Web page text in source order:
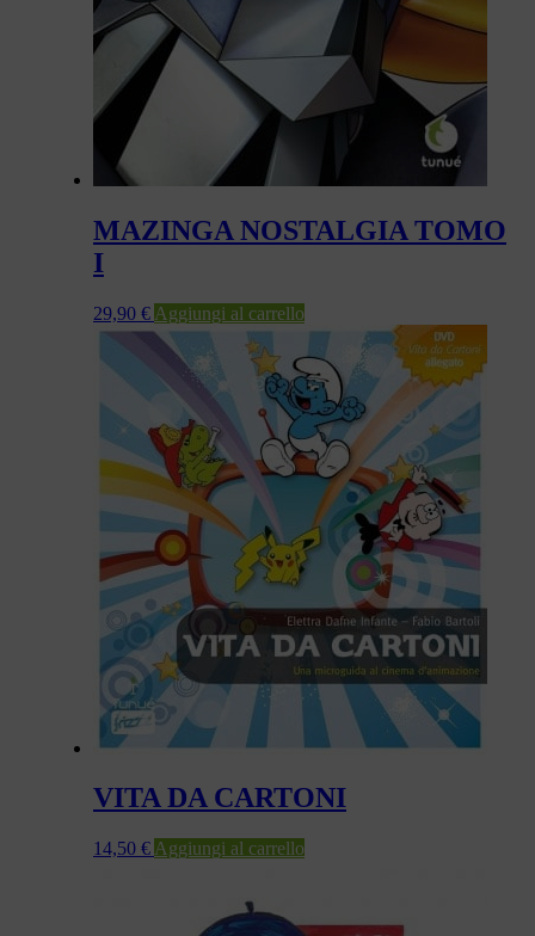
MAZINGA NOSTALGIA TOMO
I
29,90 € Aggiungi al carrello
VITA DA CARTONI
14,50 € Aggiungi al carrello